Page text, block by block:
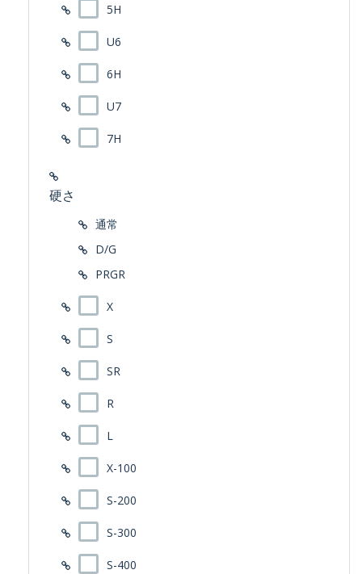
5H
U6
6H
U7
7H
硬さ
通常
D/G
PRGR
X
S
SR
R
L
X-100
S-200
S-300
S-400